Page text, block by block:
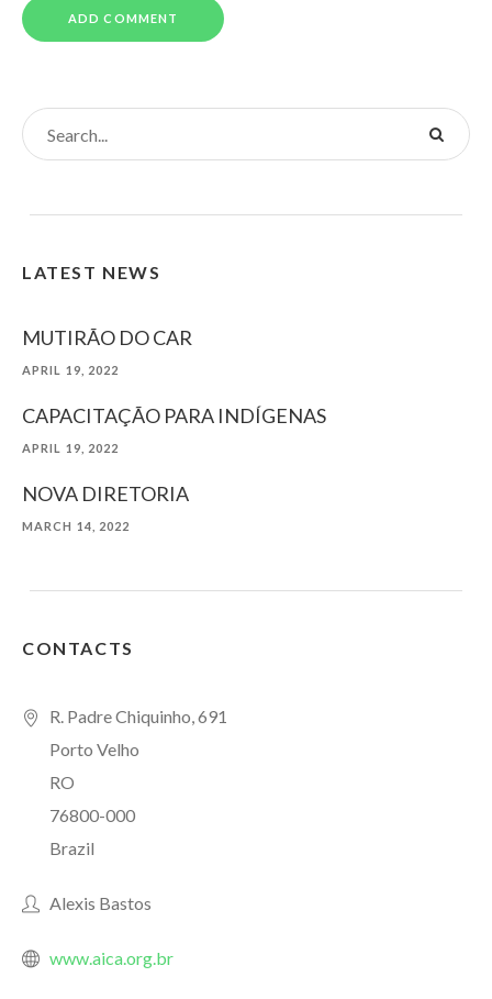
LATEST NEWS
MUTIRÃO DO CAR
APRIL 19, 2022
CAPACITAÇÃO PARA INDÍGENAS
APRIL 19, 2022
NOVA DIRETORIA
MARCH 14, 2022
CONTACTS
R. Padre Chiquinho, 691
Porto Velho
RO
76800-000
Brazil
Alexis Bastos
www.aica.org.br